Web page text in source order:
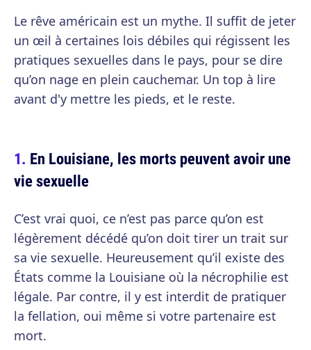
Le rêve américain est un mythe. Il suffit de jeter
un œil à certaines lois débiles qui régissent les
pratiques sexuelles dans le pays, pour se dire
qu’on nage en plein cauchemar. Un top à lire
avant d'y mettre les pieds, et le reste.
En Louisiane, les morts peuvent avoir une
vie sexuelle
C’est vrai quoi, ce n’est pas parce qu’on est
légèrement décédé qu’on doit tirer un trait sur
sa vie sexuelle. Heureusement qu’il existe des
États comme la Louisiane où la nécrophilie est
légale. Par contre, il y est interdit de pratiquer
la fellation, oui même si votre partenaire est
mort.